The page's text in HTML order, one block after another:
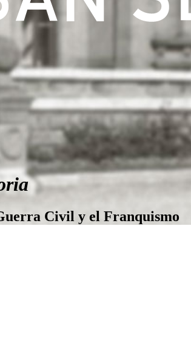
Civil y el Franquismo